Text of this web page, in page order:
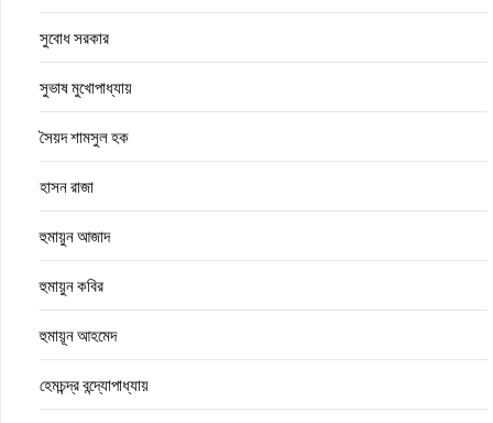
সুবোধ সরকার
সুভাষ মুখোপাধ্যায়
সৈয়দ শামসুল হক
হাসন রাজা
হুমায়ুন আজাদ
হুমায়ুন কবির
হুমায়ূন আহমেদ
হেমচন্দ্র বন্দ্যোপাধ্যায়